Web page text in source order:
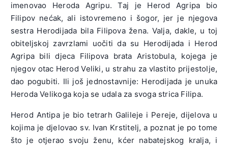
imenovao Heroda Agripu. Taj je Herod Agripa bio
Filipov nećak, ali istovremeno i šogor, jer je njegova
sestra Herodijada bila Filipova žena. Valja, dakle, u toj
obiteljskoj zavrzlami uočiti da su Herodijada i Herod
Agripa bili djeca Filipova brata Aristobula, kojega je
njegov otac Herod Veliki, u strahu za vlastito prijestolje,
dao pogubiti. Ili još jednostavnije: Herodijada je unuka
Heroda Velikoga koja se udala za svoga strica Filipa.
Herod Antipa je bio tetrarh Galileje i Pereje, dijelova u
kojima je djelovao sv. Ivan Krstitelj, a poznat je po tome
što je otjerao svoju ženu, kćer nabatejskog kralja, i